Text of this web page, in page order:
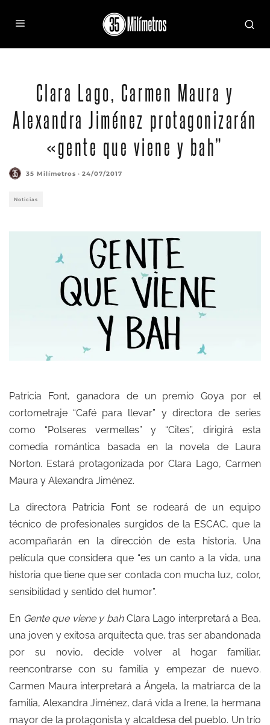
Clara Lago, Carmen Maura y
Alexandra Jiménez protagonizarán
«gente que viene y bah”
35 Milímetros · 24/07/2017
Noticias
Patricia Font, ganadora de un premio Goya por el
cortometraje “Café para llevar” y directora de series
como “Polseres vermelles” y “Cites”, dirigirá esta
comedia romántica basada en la novela de Laura
Norton. Estará protagonizada por Clara Lago, Carmen
Maura y Alexandra Jiménez.
La directora Patricia Font se rodeará de un equipo
técnico de profesionales surgidos de la ESCAC, que la
acompañarán en la dirección de esta historia. Una
película que considera que “es un canto a la vida, una
historia que tiene que ser contada con mucha luz, color,
sensibilidad y sentido del humor”.
En Gente que viene y bahClara Lago interpretará a Bea,
una joven y exitosa arquitecta que, tras ser abandonada
por su novio, decide volver al hogar familiar,
reencontrarse con su familia y empezar de nuevo.
Carmen Maura interpretará a Ángela, la matriarca de la
familia, Alexandra Jiménez, dará vida a Irene, la hermana
mayo​r de la protagonista y alcaldesa del pueblo. Un trío